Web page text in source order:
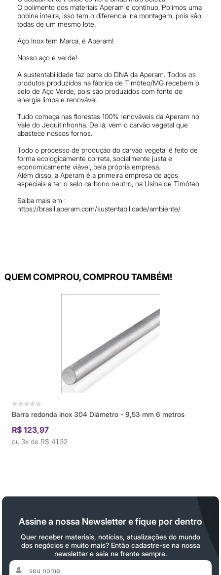
O polimento dos materiais Aperam é contínuo, Polimos uma
bobina inteira, isso tem o diferencial na montagem, pois são
todas de um mesmo lote.
Aço Inox tem Marca, é Aperam!
Nosso aço é verde!
A sustentabilidade faz parte do DNA da Aperam. Todos os
produtos produzidos na fábrica de Timóteo/MG recebem o
selo de Aço Verde, pois são produzidos com fonte de
energia limpa e renovável.
Tudo começa nas florestas 100% renováveis da Aperam no
Vale do Jequitinhonha. De lá, vem o carvão vegetal que
abastece nossos fornos.
Todo o processo de produção do carvão vegetal é feito de
forma ecologicamente correta, socialmente justa e
economicamente viável, pela própria empresa.
Além disso, a Aperam é a primeira empresa de aços
especiais a ter o selo carbono neutro, na Usina de Timóteo.
Saiba mais em :
https://brasil.aperam.com/sustentabilidade/ambiente/
QUEM COMPROU, COMPROU TAMBÉM!
Barra redonda inox 304 Diâmetro - 9,53 mm 6 metros
R$ 123,97
3x de R$ 41,32
Assine a nossa Newsletter e fique por dentro
Quer receber materiais, notícias, atualizações do mundo
dos negócios e muito mais? Então cadastre-se na nossa
newsletter e saia na frente sempre.